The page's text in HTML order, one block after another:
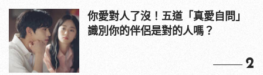
你愛對人了沒！五道「真愛自問」
識別你的伴侶是對的人嗎？
2